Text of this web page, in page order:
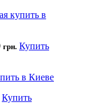
грн. Купить
Купить